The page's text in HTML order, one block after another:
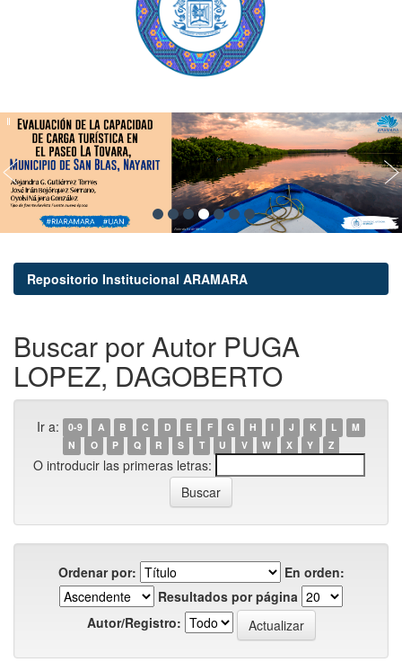
Repositorio Institucional ARAMARA
Buscar por Autor PUGA
LOPEZ, DAGOBERTO
Ir a: 0-9 A B C D E F G H I J K L
M
N
O P Q R S T U V W X Y Z
O introducir las primeras letras:
Ordenar por:
En orden:
Resultados por página
Autor/Registro: